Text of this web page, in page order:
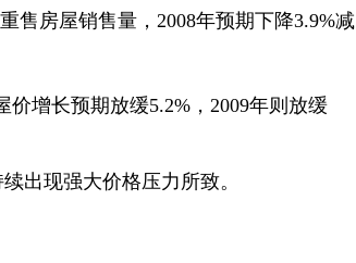
售房屋销售量，2008年预期下降3.9%减
增长预期放缓5.2%，2009年则放缓
出现强大价格压力所致。